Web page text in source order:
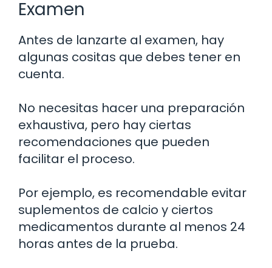
Examen
Antes de lanzarte al examen, hay
algunas cositas que debes tener en
cuenta.
No necesitas hacer una preparación
exhaustiva, pero hay ciertas
recomendaciones que pueden
facilitar el proceso.
Por ejemplo, es recomendable evitar
suplementos de calcio y ciertos
medicamentos durante al menos 24
horas antes de la prueba.